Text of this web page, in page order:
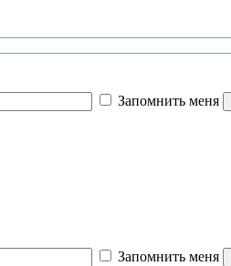
Запомнить меня
Запомнить меня